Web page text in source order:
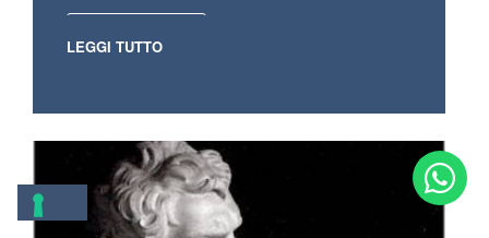
LEGGI TUTTO